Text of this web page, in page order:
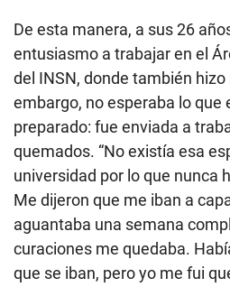
De esta manera, a sus 26
entusiasmo a trabajar en el
del INSN, donde también
embargo, no esperaba lo que
preparado: fue enviada a
quemados. “No existía esa
universidad por lo que nunca
Me dijeron que me iban a
aguantaba una semana
curaciones me quedaba.
que se iban, pero yo me fui